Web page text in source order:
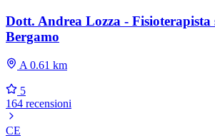
Dott. Andrea Lozza - Fisioterapista
Bergamo
A 0.61 km
5
164 recensioni
CE